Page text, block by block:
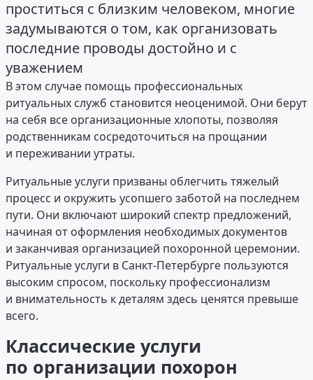
проститься с близким человеком, многие
задумываются о том, как организовать
последние проводы достойно и с
уважением
В этом случае помощь профессиональных
ритуальных служб становится неоценимой. Они берут
на себя все организационные хлопоты, позволяя
родственникам сосредоточиться на прощании
и переживании утраты.
Ритуальные услуги призваны облегчить тяжелый
процесс и окружить усопшего заботой на последнем
пути. Они включают широкий спектр предложений,
начиная от оформления необходимых документов
и заканчивая организацией похоронной церемонии.
Ритуальные услуги в Санкт-Петербурге пользуются
высоким спросом, поскольку профессионализм
и внимательность к деталям здесь ценятся превыше
всего.
Классические услуги
по организации похорон